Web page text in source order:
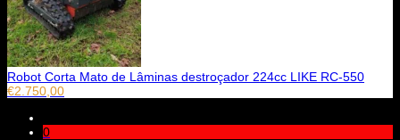
Robot Corta Mato de Lâminas destroçador 224cc LIKE RC-550
€2.750,00
0